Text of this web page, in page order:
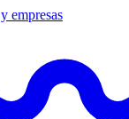
empresas